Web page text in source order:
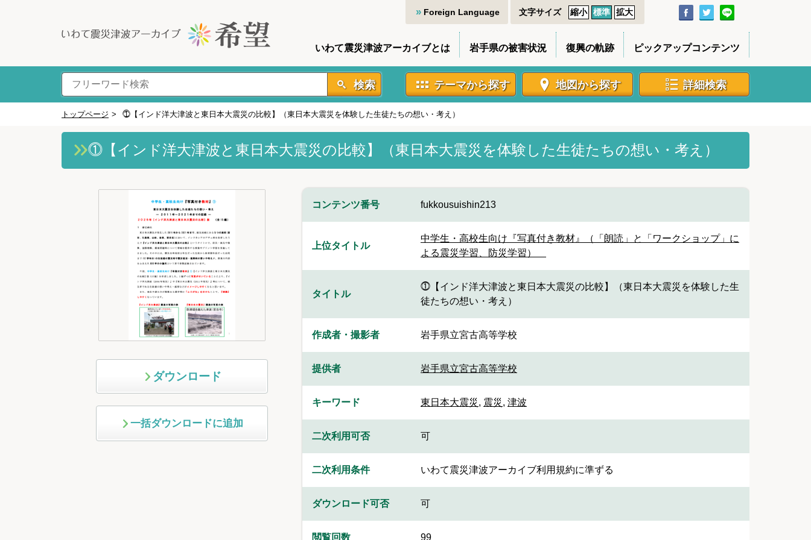
Foreign Language 文字サイズ 縮小 標準 拡大
いわて震災津波アーカイブとは 岩手県の被害状況 復興の軌跡 ピックアップコンテンツ
検索 テーマから探す 地図から探す 詳細検索
トップページ > ⓵【インド洋大津波と東日本大震災の比較】（東日本大震災を体験した生徒たちの想い・考え）
⓵【インド洋大津波と東日本大震災の比較】（東日本大震災を体験した生徒たちの想い・考え）
ダウンロード
一括ダウンロードに追加
コンテンツ番号 fukkousuishin213
上位タイトル
中学生・高校生向け『写真付き教材』（「朗読」と「ワークショップ」に
よる震災学習、防災学習）
タイトル
⓵【インド洋大津波と東日本大震災の比較】（東日本大震災を体験した生
徒たちの想い・考え）
作成者・撮影者 岩手県立宮古高等学校
提供者 岩手県立宮古高等学校
キーワード 東日本大震災, 震災, 津波
二次利用可否 可
二次利用条件 いわて震災津波アーカイブ利用規約に準ずる
ダウンロード可否 可
閲覧回数 99